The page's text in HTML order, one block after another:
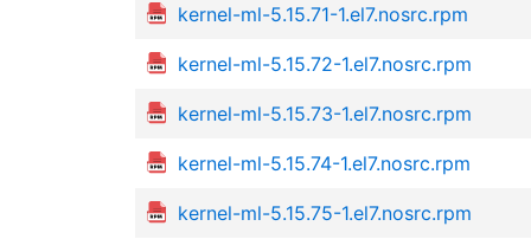
kernel-ml-5.15.71-1.el7.nosrc.rpm
kernel-ml-5.15.72-1.el7.nosrc.rpm
kernel-ml-5.15.73-1.el7.nosrc.rpm
kernel-ml-5.15.74-1.el7.nosrc.rpm
kernel-ml-5.15.75-1.el7.nosrc.rpm